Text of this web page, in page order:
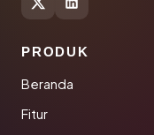
PRODUK
Beranda
Fitur